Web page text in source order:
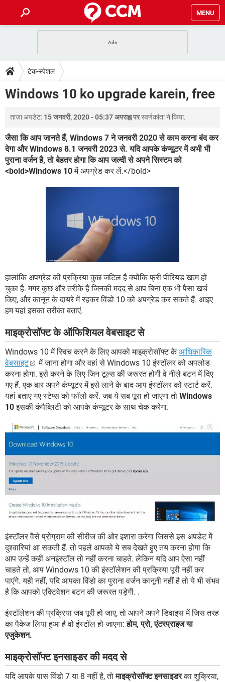
MENU
फोन पर अकाउंट बैलेंस चेक
WhatsApp Hack हो गया? Lucky Patcher यूज करें
टेक-स्पेशल
2020 के फ्री एंटीवायरस
बेस्ट फ्री ऑनलाइन गेम्स
डाउनलोड
FORUM
TikTok Account Freeze हो गया JioPhone में TikTok डाउनलोड
SBI बैंक अकाउंट नंबर पता करें
एनसाइक्लोपीडिया
केबल और कनेक्टर्स कंप्यूटर बस
टेक-स्पेशल
Windows 10 ko upgrade karein, free
ताजा अपडेट: 15 जनवरी, 2020 - 05:37 अपराह्न परस्वर्णकांताने किया.
जैसा कि आप जानते हैं, Windows 7 ने जनवरी 2020 से काम करना बंद कर
देगा और Windows 8.1 जनवरी 2023 से. यदि आपके कंप्यूटर में अभी भी
पुराना वर्जन है, तो बेहतर होगा कि आप जल्दी से अपने सिस्टम को
<bold>Windows 10में अपग्रेड कर लें.</bold>
हालांकि अपग्रेड की प्रक्रिया कुछ जटिल है क्योंकि फ्री पीरियड खत्म हो
चुका है. मगर कुछ और तरीके हैं जिनकी मदद से आप बिना एक भी पैसा खर्च
किए, और कानून के दायरे में रहकर विंडो 10 को अपग्रेड कर सकते हैं. आइए
हम यहां इसका तरीका बताएं.
माइक्रोसॉफ्ट के ऑफिशियल वेबसाइट से
Windows 10 में स्विच करने के लिए आपको माइक्रोसॉफ्ट केआधिकारिक
वेबसाइट
में जाना होगा और वहां से Windows 10 इंस्टॉलर को अपलोड
करना होगा. इसे करने के लिए जिन टूल्स की जरूरत होगी वे नीले बटन में दिए
गए हैं. एक बार अपने कंप्यूटर में इसे लाने के बाद आप इंस्टॉलर को स्टार्ट करें.
यहां बताए गए स्टेप्स को फॉलो करें. जब ये सब पूरा हो जाएगा तो Windows
10इसकी कंपैब्लिटी को आपके कंप्यूटर के साथ चेक करेगा.
इंस्टॉलर वैसे प्रोग्राम की सीरीज की ओर इशारा करेगा जिससे इस अपडेट में
दुश्वारियां आ सकती हैं. तो पहले आपको ये सब देखते हुए तय करना होगा कि
आप उन्हें कहीं अनइंस्टॉल तो नहीं करना चाहते. लेकिन यदि आप ऐसा नहीं
चाहते तो, आप Windows 10 की इंस्टॉलेशन की प्रक्रिया पूरी नहीं कर
पाएंगे. यही नहीं, यदि आपका विंडो का पुराना वर्जन कानूनी नहीं है तो ये भी संभव
है कि आपको एक्टिवेशन बटन की जरूरत पड़ेगी. .
इंस्टॉलेशन की प्रक्रिया जब पूरी हो जाए, तो आपने अपने डिवाइस में जिस तरह
का पैकेज लिया हुआ है वो इंस्टॉल हो जाएगा:होम, प्रो, एंटरप्राइज या
एजुकेशन.
माइक्रोसॉफ्ट इनसाइडर की मदद से
यदि आपके पास विंडो 7 या 8 नहीं है, तोमाइक्रोसॉफ्ट इनसाइडरका शुक्रिया,